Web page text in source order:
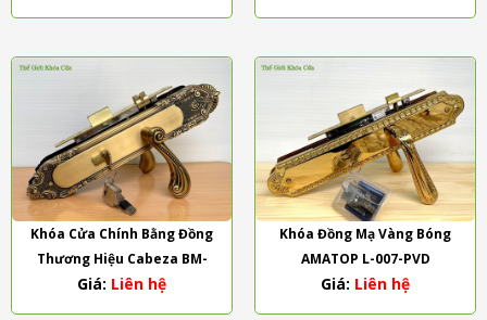
Khóa Cửa Chính Bằng Đồng
Thương Hiệu Cabeza BM-
188188-YB
Giá: Liên hệ
Khóa Đồng Mạ Vàng Bóng
AMATOP L-007-PVD
Giá: Liên hệ